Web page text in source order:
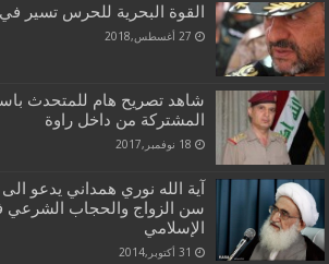
القوة البحرية للحرس تسير في
27 أغسطس,2018
شاهد تصريح هام للمتحدث
المشتركة من داخل راوة
18 نوفمبر,2017
آية الله نوري همداني يدعو
سن الزواج والحجاب الشرعي
الإسلامي
31 أكتوبر,2014